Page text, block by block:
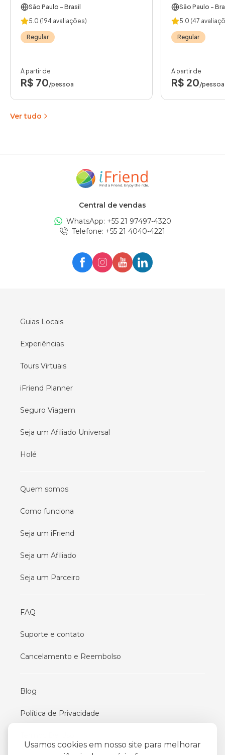
Usamos cookies em nosso site para melhorar
São Paulo - Brasil
5.0 (194 avaliações)
Regular
A partir de
R$ 70/pessoa
São Paulo -
5.0 (47
Regular
A partir de
R$ 20/pessoa
Ver tudo
Central de vendas
WhatsApp: +55 21 97497-4320
Telefone: +55 21 4040-4221
Guias Locais
Experiências
Tours Virtuais
iFriend Planner
Seguro Viagem
Seja um Afiliado Universal
Holé
Quem somos
Como funciona
Seja um iFriend
Seja um Afiliado
Seja um Parceiro
FAQ
Suporte e contato
Cancelamento e Reembolso
Blog
Política de Privacidade